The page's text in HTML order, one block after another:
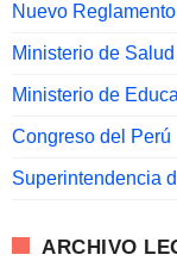
Nuevo
Ministerio de Salud
Ministerio de
Congreso del Perú
Superintendencia
ARCHIVO